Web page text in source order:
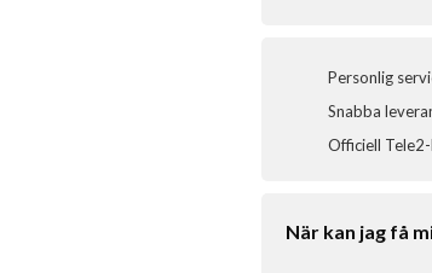
Personlig
Snabba
Officiell
När kan jag få